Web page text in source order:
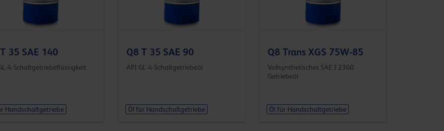
35 SAE 140
4-Schaltgetriebeflüssigkeit
Handschaltgetriebe
Q8 T 35 SAE 90
API GL-4-Schaltgetriebeöl
Öl für Handschaltgetriebe
Q8 Trans XGS 75W-85
Vollsynthetisches SAE J 2360
Getriebeöl
Öl für Handschaltgetriebe